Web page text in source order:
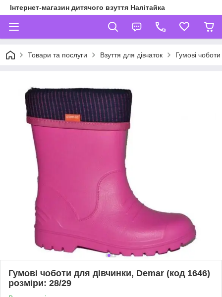
Інтернет-магазин дитячого взуття Налітайка
Товари та послуги Взуття для дівчаток Гумові
Гумові чоботи для дівчинки, Demar (код 1646)
розміри: 28/29